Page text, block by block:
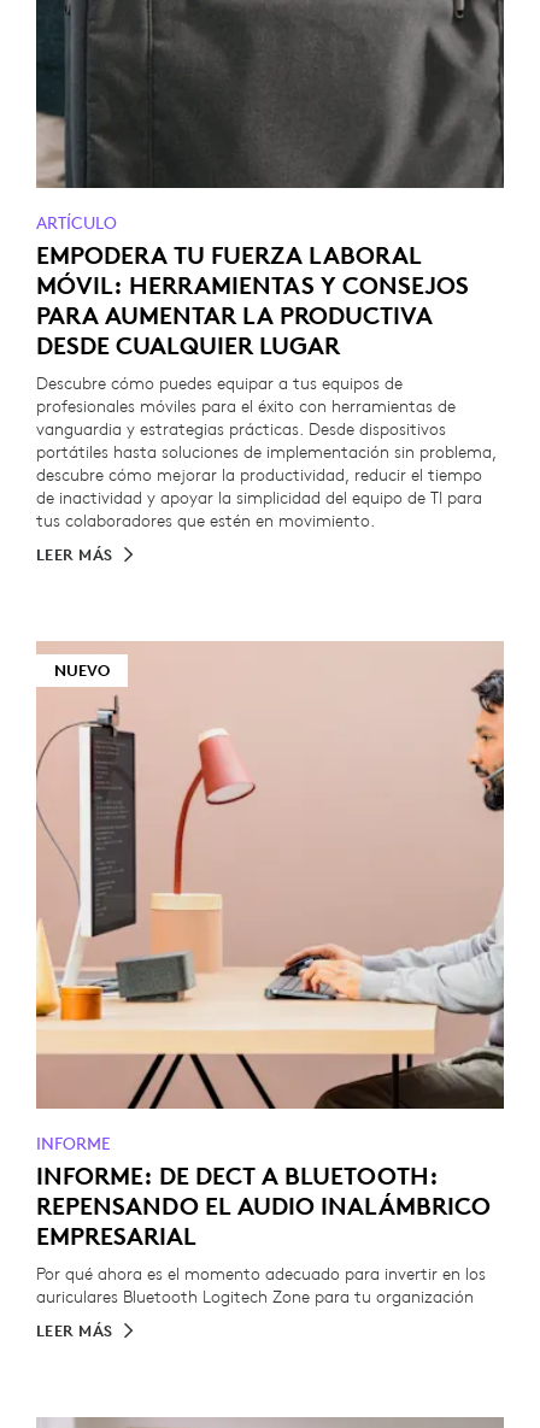
ARTÍCULO
EMPODERA TU FUERZA LABORAL
MÓVIL: HERRAMIENTAS Y CONSEJOS
PARA AUMENTAR LA PRODUCTIVA
DESDE CUALQUIER LUGAR
Descubre cómo puedes equipar a tus equipos de
profesionales móviles para el éxito con herramientas de
vanguardia y estrategias prácticas. Desde dispositivos
portátiles hasta soluciones de implementación sin problema,
descubre cómo mejorar la productividad, reducir el tiempo
de inactividad y apoyar la simplicidad del equipo de TI para
tus colaboradores que estén en movimiento.
LEER MÁS
NUEVO
INFORME
INFORME: DE DECT A BLUETOOTH:
REPENSANDO EL AUDIO INALÁMBRICO
EMPRESARIAL
Por qué ahora es el momento adecuado para invertir en los
auriculares Bluetooth Logitech Zone para tu organización
LEER MÁS